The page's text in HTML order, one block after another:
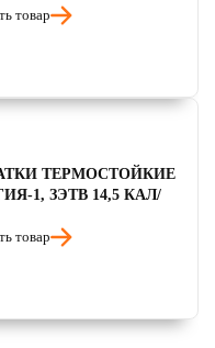
товар
ТЕРМОСТОЙКИЕ
1, ЗЭТВ 14,5 КАЛ/
товар